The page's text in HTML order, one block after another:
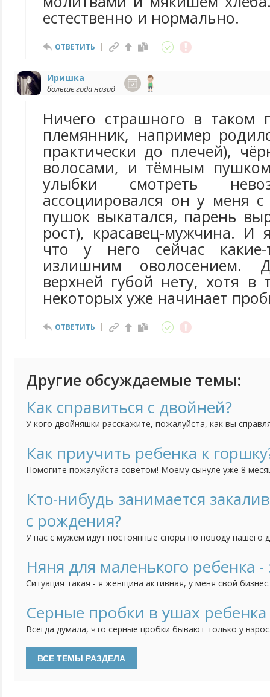
естественно и нормально.
ОТВЕТИТЬ
Иришка
больше года назад
Ничего страшного в таком
племянник, например
практически до плечей),
волосами, и тёмным
улыбки смотреть
ассоциировался он у меня
пушок выкатался, парень
рост), красавец-мужчина. И
что у него сейчас
излишним оволосением.
верхней губой нету, хотя в
некоторых уже начинает
ОТВЕТИТЬ
Другие обсуждаемые темы:
Как справиться с двойней?
У кого двойняшки расскажите, пожалуйста, как вы
Как приучить ребенка к
Помогите пожалуйста советом! Моему сынуле уже 8
тем труднее нам с ним вместе придется. Но он
горшок, никакие отвлечения, игрушки, книжки не
Кто-нибудь занимается
с рождения?
У нас с мужем идут постоянные споры по поводу нашего
кажется, что он еще слишком мал для этого и мне его
закалять? Что выносить его раздетым на улицу? Или
Няня для маленького ребенка
Ситуация такая - я женщина активная, у меня свой
работу люди, которые работают с самого начала со
слаженный коллектив. И мне их естественно очень
Серные пробки в ушах ребенка
Всегда думала, что серные пробки бывают только у
сыну, увидела в глубине белое вещество и посередине
Вспомнила, что в последнее время ребенок стал хуже